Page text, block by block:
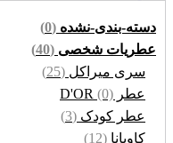
دسته-بندی-نشده (0)
عطریات شخصی (40)
سری میراکل (25)
عطر D'OR (0)
عطر کودک (3)
کاویانا (12)